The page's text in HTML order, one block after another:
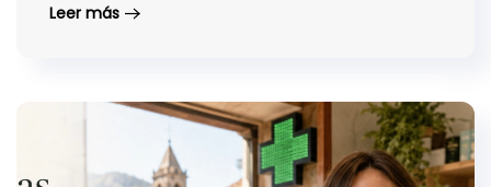
Leer más